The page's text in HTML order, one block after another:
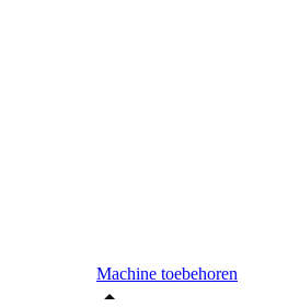
Machine toebehoren